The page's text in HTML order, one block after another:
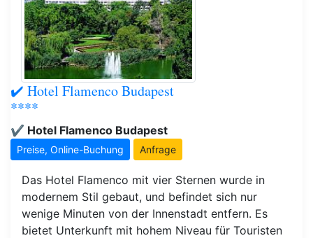
✔️ Hotel Flamenco Budapest
****
✔️ Hotel Flamenco Budapest
Preise, Online-Buchung Anfrage
Das Hotel Flamenco mit vier Sternen wurde in
modernem Stil gebaut, und befindet sich nur
wenige Minuten von der Innenstadt entfern. Es
bietet Unterkunft mit hohem Niveau für Touristen